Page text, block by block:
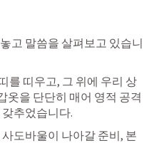
고 말씀을 살펴보고 있습니
를 띠우고, 그 위에 우리 상
옷을 단단히 매어 영적 공격
추었습니다.
도바울이 나아갈 준비, 본